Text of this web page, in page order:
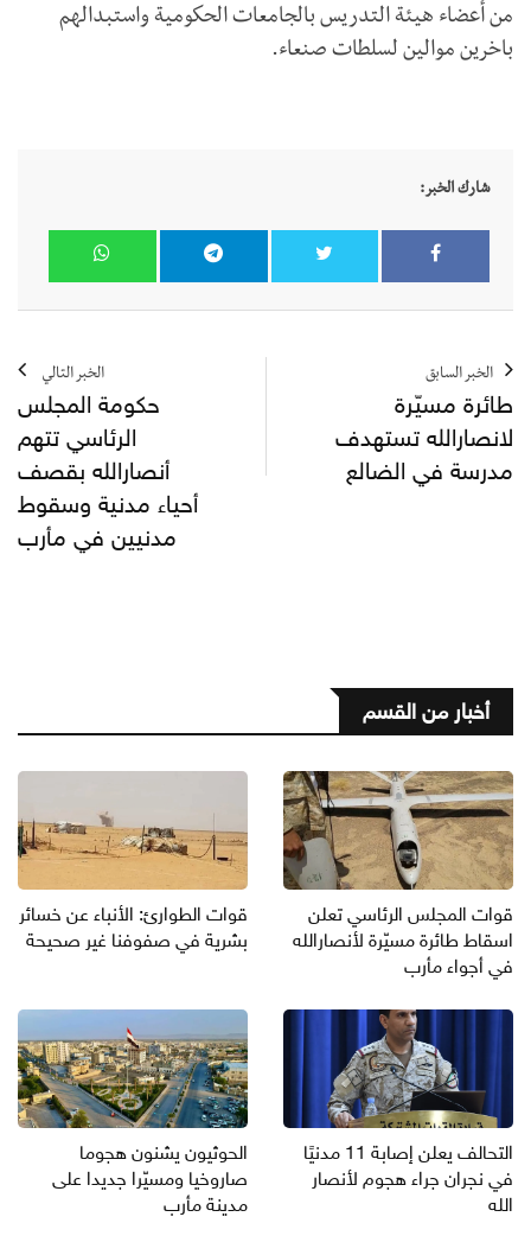
من أعضاء هيئة التدريس بالجامعات الحكومية واستبدالهم
باخرين موالين لسلطات صنعاء.
شارك الخبر:
الخبر السابق
طائرة مسيّرة
لانصارالله تستهدف
مدرسة في الضالع
الخبر التالي
حكومة المجلس
الرئاسي تتهم
أنصارالله بقصف
أحياء مدنية وسقوط
مدنيين في مأرب
أخبار من القسم
قوات المجلس الرئاسي تعلن
اسقاط طائرة مسيّرة لأنصارالله
في أجواء مأرب
قوات الطوارئ: الأنباء عن خسائر
بشرية في صفوفنا غير صحيحة
التحالف يعلن إصابة 11 مدنيًا
في نجران جراء هجوم لأنصار
الله
الحوثيون يشنون هجوما
صاروخيا ومسيّرا جديدا على
مدينة مأرب